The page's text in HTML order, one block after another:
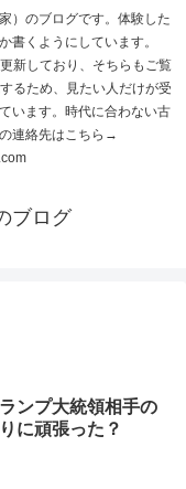
）のブログです。体験した
書くようにしています。
新しており、そちらもご覧
るため、見たい人だけが受
います。時代に合わない古
の連絡先はこちら→
ブログ
ンプ大統領相手の
に頑張った？